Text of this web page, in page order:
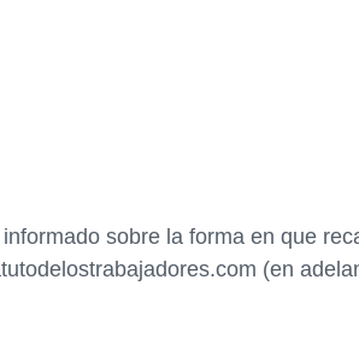
sobre la forma en que
(en